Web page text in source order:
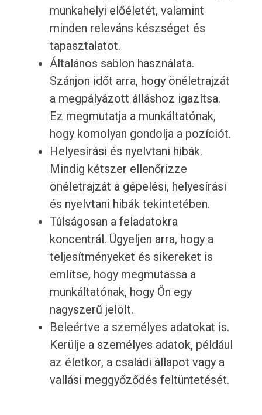
munkahelyi előéletét, valamint
minden releváns készséget és
tapasztalatot.
Általános sablon használata.
Szánjon időt arra, hogy önéletrajzát
a megpályázott álláshoz igazítsa.
Ez megmutatja a munkáltatónak,
hogy komolyan gondolja a pozíciót.
Helyesírási és nyelvtani hibák.
Mindig kétszer ellenőrizze
önéletrajzát a gépelési, helyesírási
és nyelvtani hibák tekintetében.
Túlságosan a feladatokra
koncentrál. Ügyeljen arra, hogy a
teljesítményeket és sikereket is
említse, hogy megmutassa a
munkáltatónak, hogy Ön egy
nagyszerű jelölt.
Beleértve a személyes adatokat is.
Kerülje a személyes adatok, például
az életkor, a családi állapot vagy a
vallási meggyőződés feltüntetését.